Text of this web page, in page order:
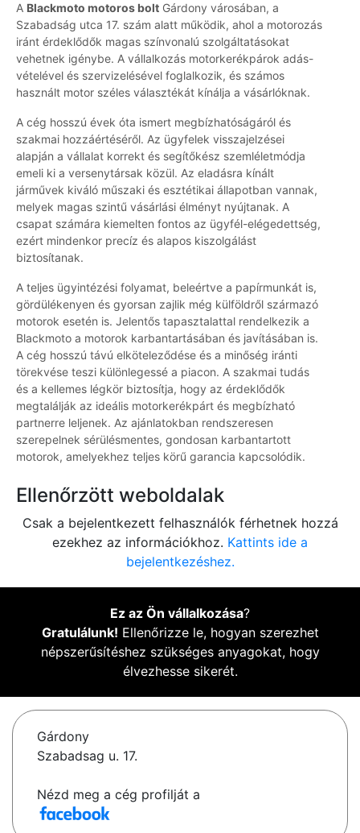
A Blackmoto motoros bolt Gárdony városában, a
Szabadság utca 17. szám alatt működik, ahol a motorozás
iránt érdeklődők magas színvonalú szolgáltatásokat
vehetnek igénybe. A vállalkozás motorkerékpárok adás-
vételével és szervizelésével foglalkozik, és számos
használt motor széles választékát kínálja a vásárlóknak.
A cég hosszú évek óta ismert megbízhatóságáról és
szakmai hozzáértéséről. Az ügyfelek visszajelzései
alapján a vállalat korrekt és segítőkész szemléletmódja
emeli ki a versenytársak közül. Az eladásra kínált
járművek kiváló műszaki és esztétikai állapotban vannak,
melyek magas szintű vásárlási élményt nyújtanak. A
csapat számára kiemelten fontos az ügyfél-elégedettség,
ezért mindenkor precíz és alapos kiszolgálást
biztosítanak.
A teljes ügyintézési folyamat, beleértve a papírmunkát is,
gördülékenyen és gyorsan zajlik még külföldről származó
motorok esetén is. Jelentős tapasztalattal rendelkezik a
Blackmoto a motorok karbantartásában és javításában is.
A cég hosszú távú elköteleződése és a minőség iránti
törekvése teszi különlegessé a piacon. A szakmai tudás
és a kellemes légkör biztosítja, hogy az érdeklődők
megtalálják az ideális motorkerékpárt és megbízható
partnerre leljenek. Az ajánlatokban rendszeresen
szerepelnek sérülésmentes, gondosan karbantartott
motorok, amelyekhez teljes körű garancia kapcsolódik.
Ellenőrzött weboldalak
Csak a bejelentkezett felhasználók férhetnek hozzá
ezekhez az információkhoz. Kattints ide a
bejelentkezéshez.
Ez az Ön vállalkozása?
Gratulálunk! Ellenőrizze le, hogyan szerezhet
népszerűsítéshez szükséges anyagokat, hogy
élvezhesse sikerét.
Gárdony
Szabadsag u. 17.
Nézd meg a cég profilját a